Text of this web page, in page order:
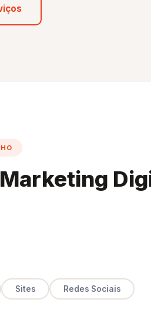
Sites Redes Sociais